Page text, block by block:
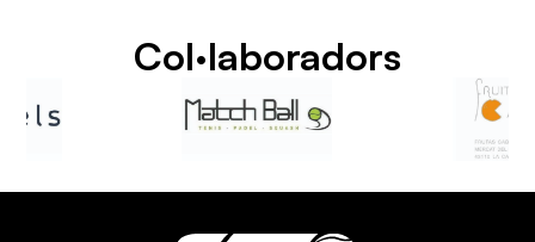
Col·laboradors